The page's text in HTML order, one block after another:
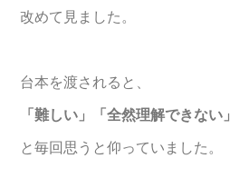
改めて見ました。
台本を渡されると、
「難しい」「全然理解できない」
と毎回思うと仰っていました。